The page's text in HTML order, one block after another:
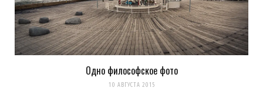
Одно философское фото
10 АВГУСТА 2015